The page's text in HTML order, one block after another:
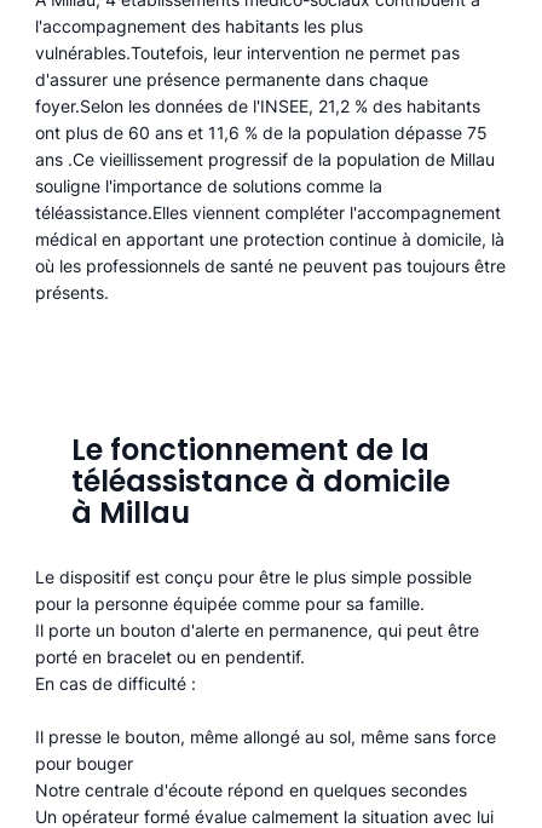
l'accompagnement des habitants les plus
vulnérables.Toutefois, leur intervention ne permet pas
d'assurer une présence permanente dans chaque
foyer.Selon les données de l'INSEE, 21,2 % des habitants
ont plus de 60 ans et 11,6 % de la population dépasse 75
ans .Ce vieillissement progressif de la population de Millau
souligne l'importance de solutions comme la
téléassistance.Elles viennent compléter l'accompagnement
médical en apportant une protection continue à domicile, là
où les professionnels de santé ne peuvent pas toujours être
présents.
Le fonctionnement de la
téléassistance à domicile
à Millau
Le dispositif est conçu pour être le plus simple possible
pour la personne équipée comme pour sa famille.
Il porte un bouton d'alerte en permanence, qui peut être
porté en bracelet ou en pendentif.
En cas de difficulté :
Il presse le bouton, même allongé au sol, même sans force
pour bouger
Notre centrale d'écoute répond en quelques secondes
Un opérateur formé évalue calmement la situation avec lui